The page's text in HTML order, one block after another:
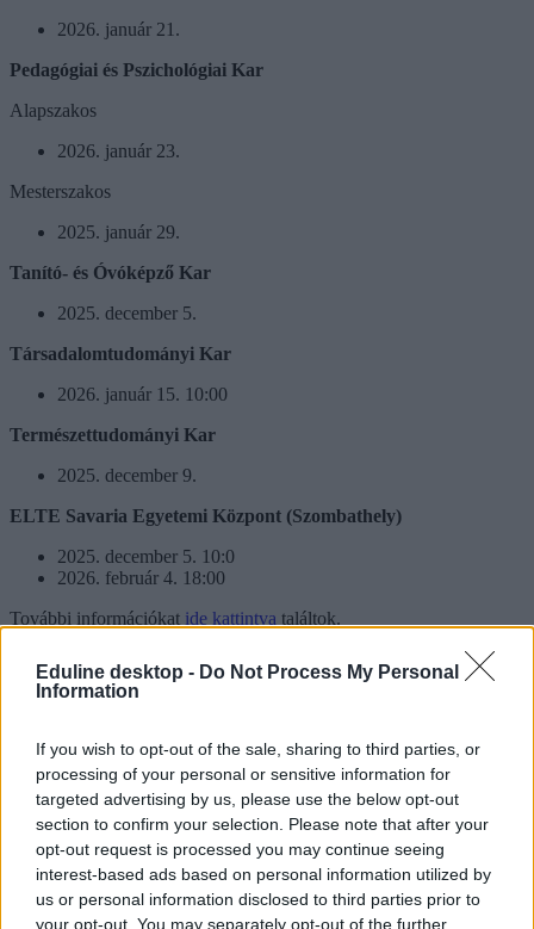
Eduline desktop - Do Not Process My Personal
Information
If you wish to opt-out of the sale, sharing to third parties, or
processing of your personal or sensitive information for
targeted advertising by us, please use the below opt-out
section to confirm your selection. Please note that after your
opt-out request is processed you may continue seeing
interest-based ads based on personal information utilized by
us or personal information disclosed to third parties prior to
your opt-out. You may separately opt-out of the further
2026. január 21.
Pedagógiai és Pszichológiai Kar
Alapszakos
2026. január 23.
Mesterszakos
2025. január 29.
Tanító- és Óvóképző Kar
2025. december 5.
Társadalomtudományi Kar
2026. január 15. 10:00
Természettudományi Kar
2025. december 9.
ELTE Savaria Egyetemi Központ (Szombathely)
2025. december 5. 10:0
2026. február 4. 18:00
További információkat ide kattintva találtok.